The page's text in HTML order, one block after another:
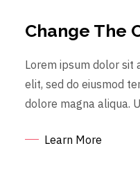
Change The
Lorem ipsum dolor sit
elit, sed do eiusmod
dolore magna aliqua.
Learn More